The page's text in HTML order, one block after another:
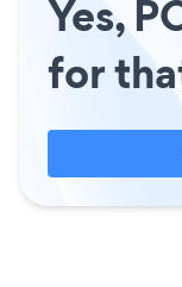
Yes,
for